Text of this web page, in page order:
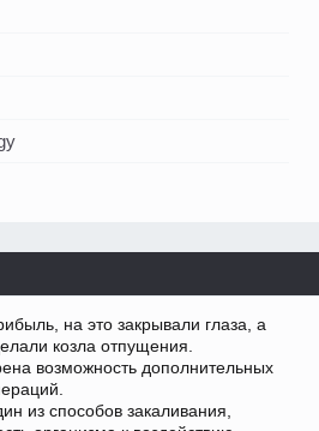
на это закрывали глаза, а
козла отпущения.
возможность дополнительных
из способов закаливания,